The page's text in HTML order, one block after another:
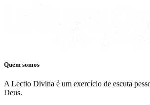
Quem somos
A Lectio Divina é um exercício de escuta
Deus.